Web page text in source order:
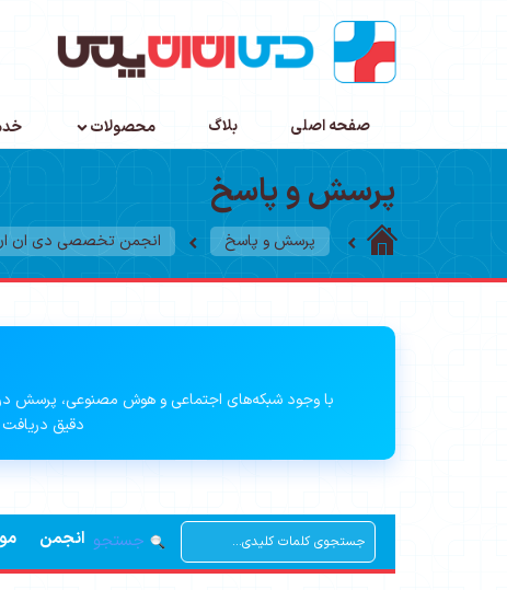
صفحه اصلی بلاگ محصولات
پرسش و پاسخ
پرسش و پاسخ انجمن تخصصی دی ان
با وجود شبکه‌های اجتماعی و هوش مصنوعی، پرسش
دقیق
انجمن جستجو